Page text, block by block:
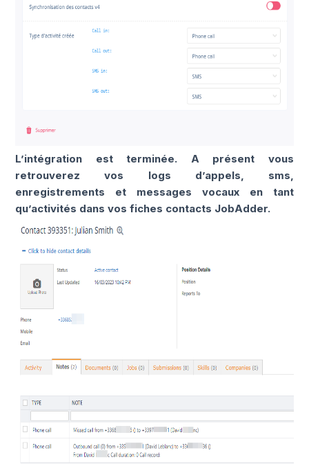
L’intégration est terminée. A présent vous
retrouverez vos logs d’appels, sms,
enregistrements et messages vocaux en tant
qu’activités dans vos fiches contacts JobAdder.